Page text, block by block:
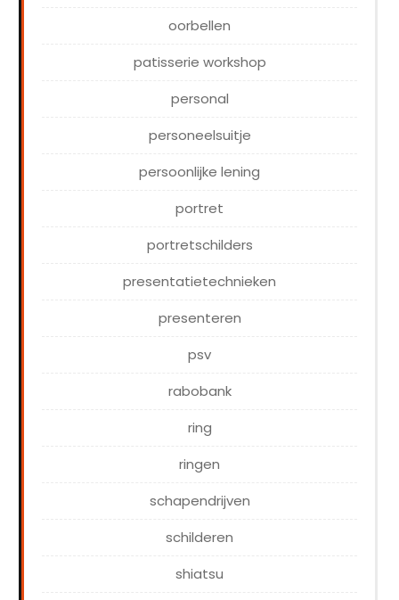
oorbellen
patisserie workshop
personal
personeelsuitje
persoonlijke lening
portret
portretschilders
presentatietechnieken
presenteren
psv
rabobank
ring
ringen
schapendrijven
schilderen
shiatsu